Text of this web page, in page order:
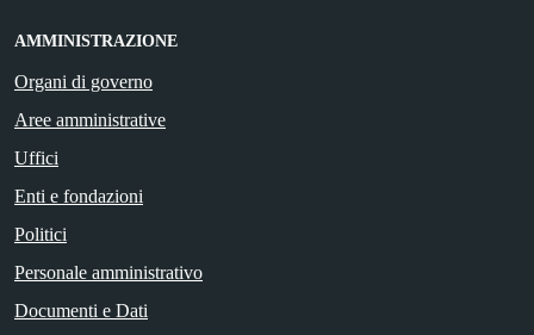
AMMINISTRAZIONE
Organi di governo
Aree amministrative
Uffici
Enti e fondazioni
Politici
Personale amministrativo
Documenti e Dati